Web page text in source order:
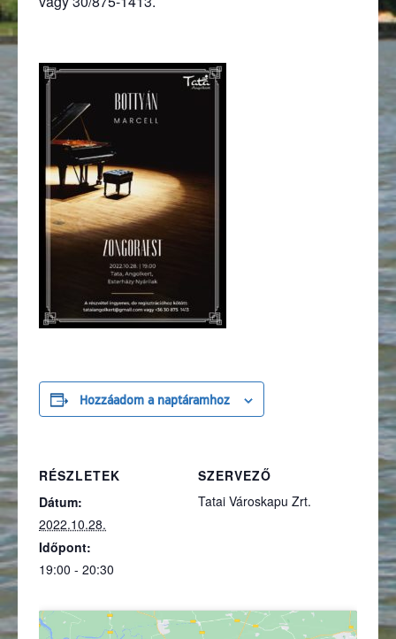
Hozzáadom a naptáramhoz
RÉSZLETEK
Dátum:
2022.10.28.
Időpont:
19:00 - 20:30
SZERVEZŐ
Tatai Városkapu Zrt.